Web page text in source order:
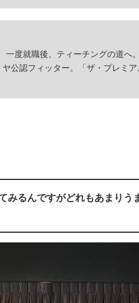
度就職後、ティーチングの道へ。
公認フィッター。「ザ・プレミア
みるんですがどれもあまりう